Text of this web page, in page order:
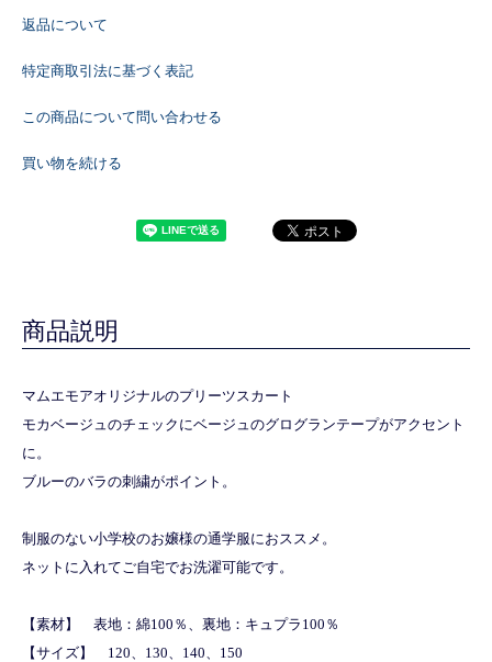
返品について
特定商取引法に基づく表記
この商品について問い合わせる
買い物を続ける
商品説明
マムエモアオリジナルのプリーツスカート
モカベージュのチェックにベージュのグログランテープがアクセント
に。
ブルーのバラの刺繍がポイント。
制服のない小学校のお嬢様の通学服におススメ。
ネットに入れてご自宅でお洗濯可能です。
【素材】 表地：綿100％、裏地：キュプラ100％
【サイズ】 120、130、140、150